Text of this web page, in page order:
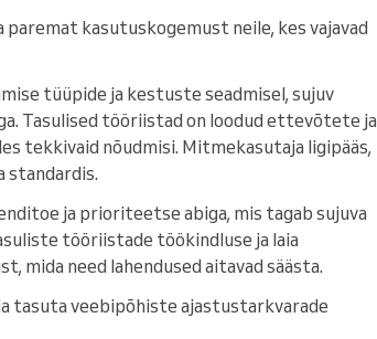
kasutuskogemust neile, kes vajavad
tüüpide ja kestuste seadmisel, sujuv
Tasulised tööriistad on loodud ettevõtete ja
tekkivaid nõudmisi. Mitmekasutaja ligipääs,
standardis.
ja prioriteetse abiga, mis tagab sujuva
tööriistade töökindluse ja laia
mida need lahendused aitavad säästa.
tasuta veebipõhiste ajastustarkvarade